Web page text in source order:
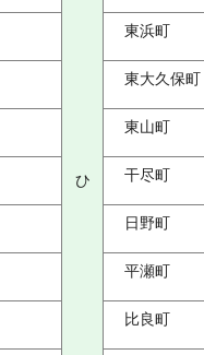
ひ
東浜町
東大久保町
東山町
干尽町
日野町
平瀬町
比良町